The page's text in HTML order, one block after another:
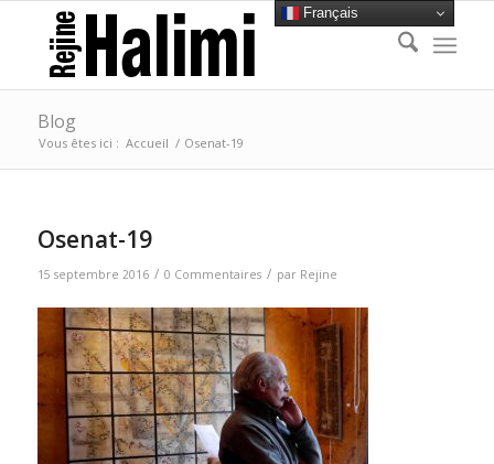
Blog
Vous êtes ici : Accueil / Osenat-19
Osenat-19
15 septembre 2016 / 0 Commentaires / par Rejine
Français